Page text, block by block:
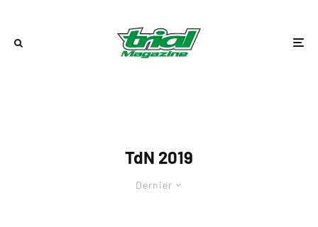
TdN 2019
Dernier